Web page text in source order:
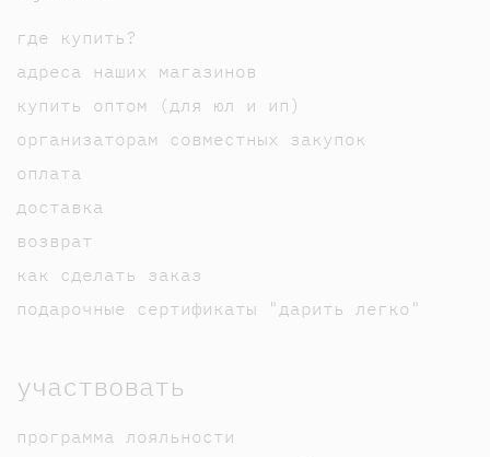
где купить?
адреса наших магазинов
купить оптом (для юл и ип)
организаторам совместных закупок
оплата
доставка
возврат
как сделать заказ
подарочные сертификаты "дарить легко"
участвовать
программа лояльности